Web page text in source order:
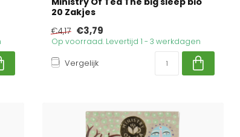
20 Zakjes
€4,17 €3,79
Op voorraad. Levertijd 1 - 3 werkdagen
Vergelijk